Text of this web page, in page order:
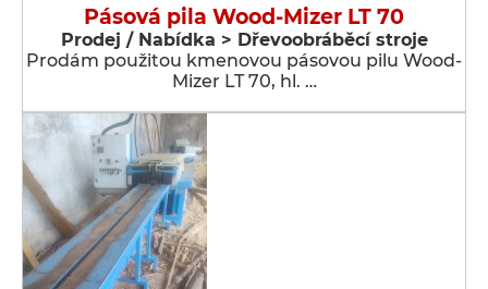
Pásová pila Wood-Mizer LT 70
Prodej / Nabídka > Dřevoobráběcí stroje
Prodám použitou kmenovou pásovou pilu Wood-
Mizer LT 70, hl. …